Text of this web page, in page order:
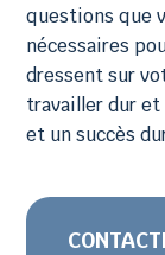
questions que
nécessaires
dressent sur
travailler dur
et un succès